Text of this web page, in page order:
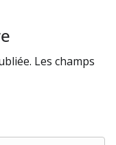
Les champs